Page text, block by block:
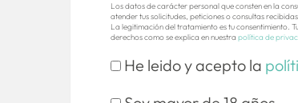
Los datos de carácter personal que consten en la
atender tus solicitudes, peticiones o consultas
La legitimación del tratamiento es tu consentimiento.
derechos como se explica en nuestra política de
He leido y acepto la